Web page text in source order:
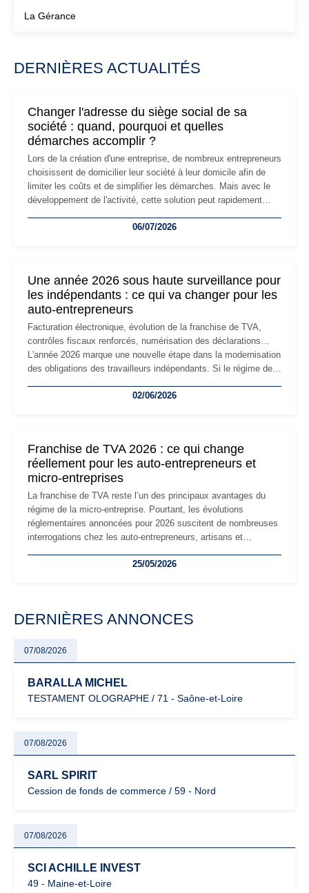
La Gérance
DERNIÈRES ACTUALITÉS
Changer l'adresse du siège social de sa
société : quand, pourquoi et quelles
démarches accomplir ?
Lors de la création d'une entreprise, de nombreux entrepreneurs
choisissent de domicilier leur société à leur domicile afin de
limiter les coûts et de simplifier les démarches. Mais avec le
développement de l'activité, cette solution peut rapidement
professionnels, recrutement, image de marque… Le
06/07/2026
Une année 2026 sous haute surveillance pour
les indépendants : ce qui va changer pour les
auto-entrepreneurs
Facturation électronique, évolution de la franchise de TVA,
contrôles fiscaux renforcés, numérisation des déclarations…
L'année 2026 marque une nouvelle étape dans la modernisation
des obligations des travailleurs indépendants. Si le régime de
les auto-entrepreneurs devront s'adapter à un environnement
02/06/2026
Franchise de TVA 2026 : ce qui change
réellement pour les auto-entrepreneurs et
micro-entreprises
La franchise de TVA reste l’un des principaux avantages du
régime de la micro-entreprise. Pourtant, les évolutions
réglementaires annoncées pour 2026 suscitent de nombreuses
interrogations chez les auto-entrepreneurs, artisans et
facturation ou risque de bascule vers la TVA : les règles
25/05/2026
DERNIÈRES ANNONCES
07/08/2026
BARALLA MICHEL
TESTAMENT OLOGRAPHE / 71 - Saône-et-Loire
07/08/2026
SARL SPIRIT
Cession de fonds de commerce / 59 - Nord
07/08/2026
SCI ACHILLE INVEST
49 - Maine-et-Loire